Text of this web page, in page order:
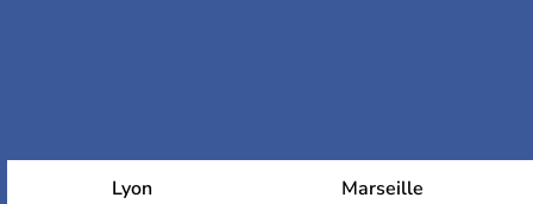
Lyon Marseille